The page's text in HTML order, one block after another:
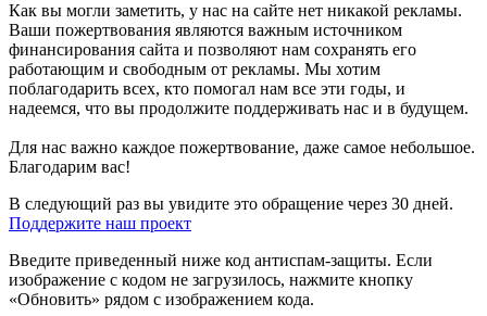
Как вы могли заметить, у нас на сайте нет никакой рекламы.
Ваши пожертвования являются важным источником
финансирования сайта и позволяют нам сохранять его
работающим и свободным от рекламы. Мы хотим
поблагодарить всех, кто помогал нам все эти годы, и
надеемся, что вы продолжите поддерживать нас и в будущем.
Для нас важно каждое пожертвование, даже самое небольшое.
Благодарим вас!
В следующий раз вы увидите это обращение через 30 дней.
Поддержите наш проект
Введите приведенный ниже код антиспам-защиты. Если
изображение с кодом не загрузилось, нажмите кнопку
«Обновить» рядом с изображением кода.